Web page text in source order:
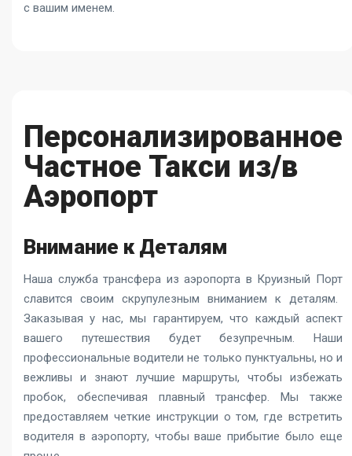
с вашим именем.
Персонализированное
Частное Такси из/в
Аэропорт
Внимание к Деталям
Наша службатрансфера из аэропорта в Круизный Порт
славится своим скрупулезным вниманием к деталям.
Заказывая у нас, мы гарантируем, что каждый аспект
вашего путешествия будет безупречным. Наши
профессиональные водители не только пунктуальны, но и
вежливы и знают лучшие маршруты, чтобы избежать
пробок, обеспечивая плавный трансфер. Мы также
предоставляем четкие инструкции о том, где встретить
водителя в аэропорту, чтобы ваше прибытие было еще